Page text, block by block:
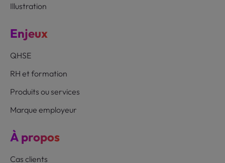
Illustration
Enjeux
QHSE
RH et formation
Produits ou services
Marque employeur
À propos
Cas clients